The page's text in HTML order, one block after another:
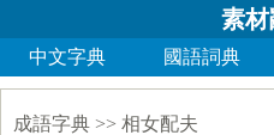
素
中文字典 國語詞典
成語字典 >> 相女配夫